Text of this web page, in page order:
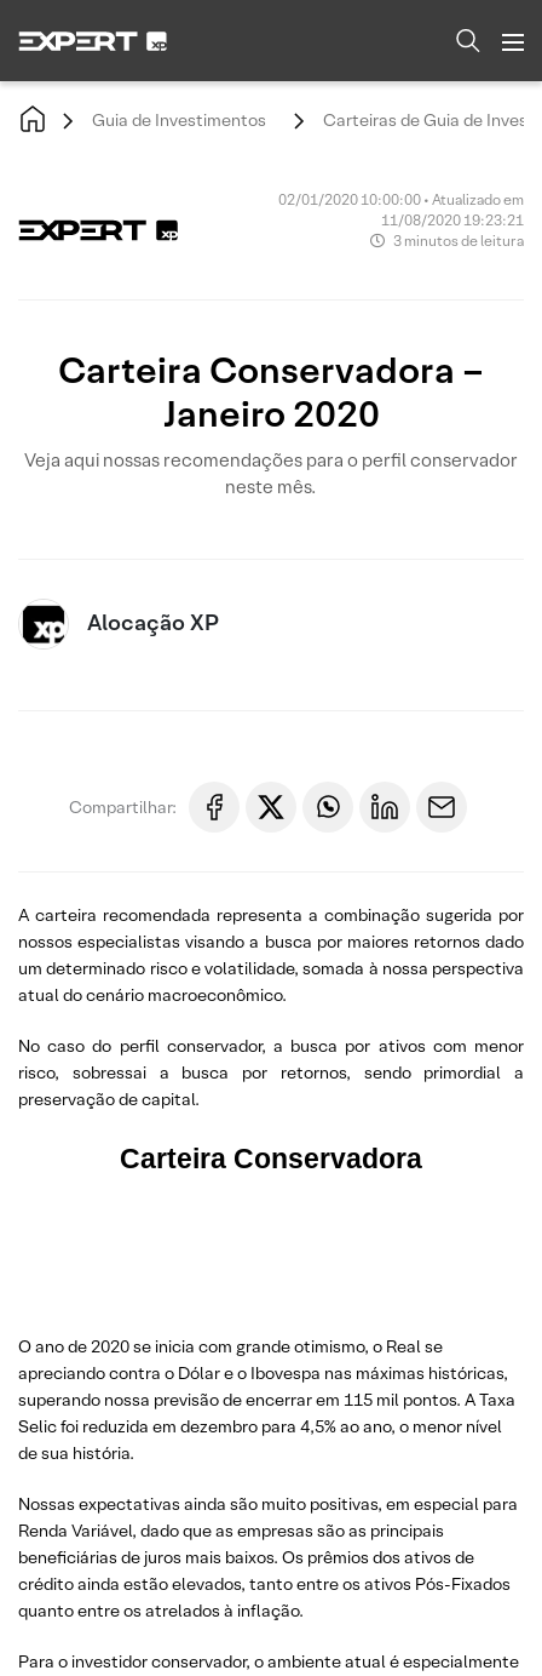
Guia de Investimentos Carteiras de Guia de
02/01/2020 10:00:00 • Atualizado em
11/08/2020 19:23:21
3 minutos de leitura
Carteira Conservadora –
Janeiro 2020
Veja aqui nossas recomendações para o perfil conservador
neste mês.
Alocação XP
Compartilhar:
A carteira recomendada representa a combinação sugerida por
nossos especialistas visando a busca por maiores retornos dado
um determinado risco e volatilidade, somada à nossa perspectiva
atual do cenário macroeconômico.
No caso do perfil conservador, a busca por ativos com menor
risco, sobressai a busca por retornos, sendo primordial a
preservação de capital.
Carteira Conservadora
O ano de 2020 se inicia com grande otimismo, o Real se
apreciando contra o Dólar e o Ibovespa nas máximas históricas,
superando nossa previsão de encerrar em 115 mil pontos. A Taxa
Selic foi reduzida em dezembro para 4,5% ao ano, o menor nível
de sua história.
Nossas expectativas ainda são muito positivas, em especial para
Renda Variável, dado que as empresas são as principais
beneficiárias de juros mais baixos. Os prêmios dos ativos de
crédito ainda estão elevados, tanto entre os ativos Pós-Fixados
quanto entre os atrelados à inflação.
Para o investidor conservador, o ambiente atual é especialmente